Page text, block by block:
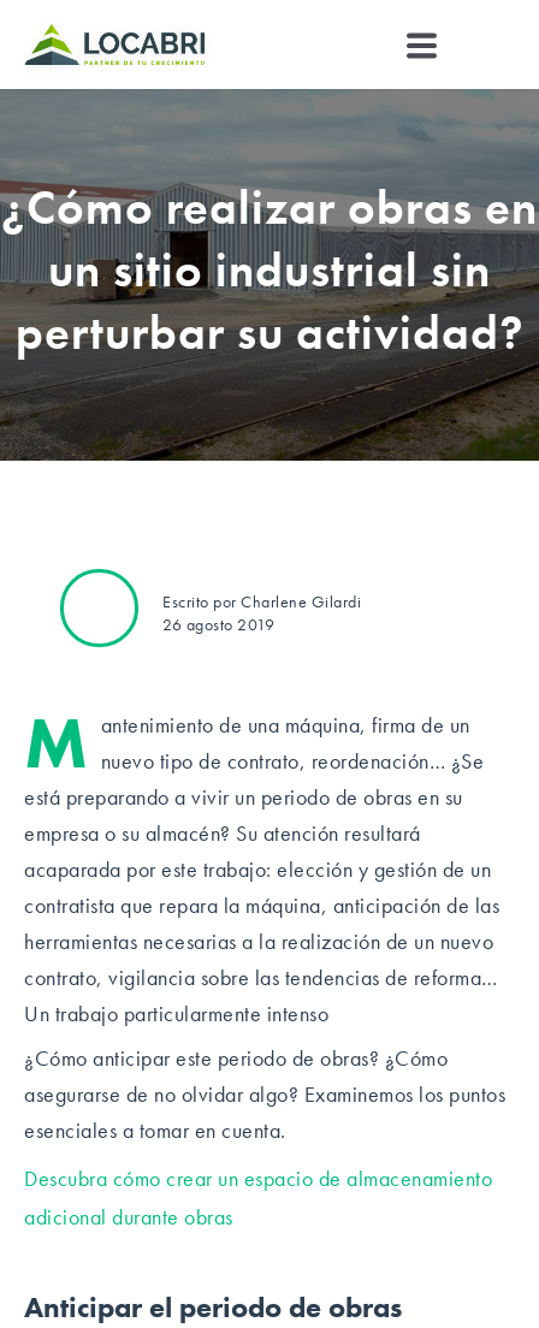
¿Cómo realizar obras en
un sitio industrial sin
perturbar su actividad?
Escrito por Charlene Gilardi
26 agosto 2019
M antenimiento de una máquina, firma de un
nuevo tipo de contrato, reordenación… ¿Se
está preparando a vivir un periodo de obras en su
empresa o su almacén? Su atención resultará
acaparada por este trabajo: elección y gestión de un
contratista que repara la máquina, anticipación de las
herramientas necesarias a la realización de un nuevo
contrato, vigilancia sobre las tendencias de reforma…
Un trabajo particularmente intenso
¿Cómo anticipar este periodo de obras? ¿Cómo
asegurarse de no olvidar algo? Examinemos los puntos
esenciales a tomar en cuenta.
Descubra cómo crear un espacio de almacenamiento
adicional durante obras
Anticipar el periodo de obras